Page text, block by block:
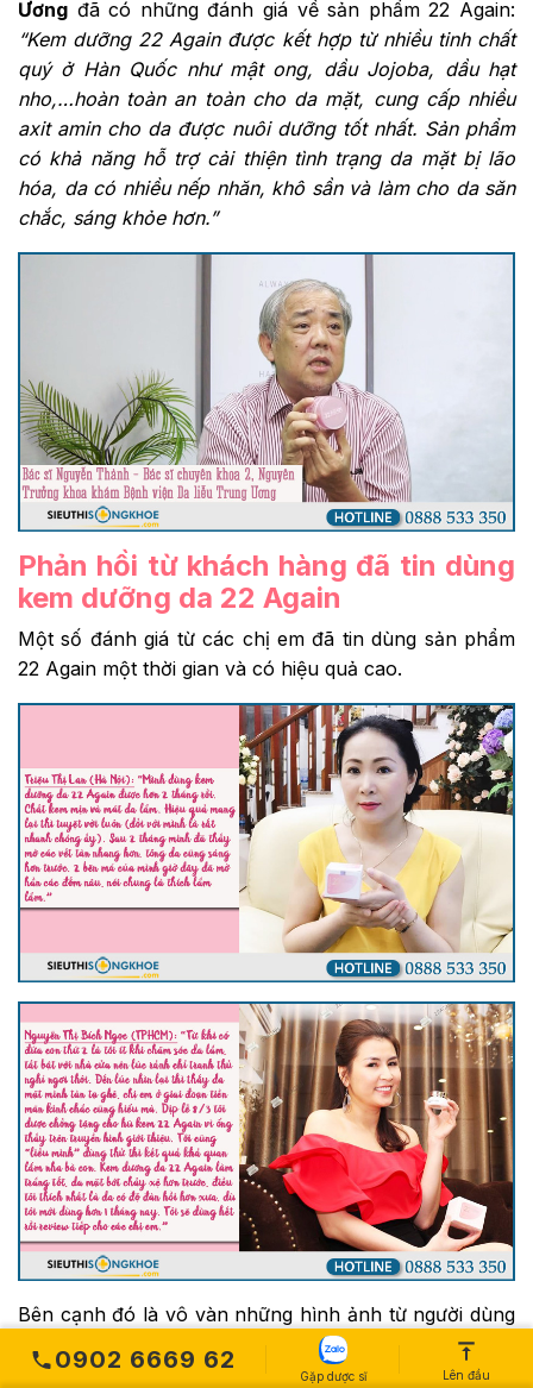
Ương đã có những đánh giá về sản phẩm 22 Again:
“Kem dưỡng 22 Again được kết hợp từ nhiều tinh chất
quý ở Hàn Quốc như mật ong, dầu Jojoba, dầu hạt
nho,…hoàn toàn an toàn cho da mặt, cung cấp nhiều
axit amin cho da được nuôi dưỡng tốt nhất. Sản phẩm
có khả năng hỗ trợ cải thiện tình trạng da mặt bị lão
hóa, da có nhiều nếp nhăn, khô sần và làm cho da săn
chắc, sáng khỏe hơn.”
Phản hồi từ khách hàng đã tin dùng
kem dưỡng da 22 Again
Một số đánh giá từ các chị em đã tin dùng sản phẩm
22 Again một thời gian và có hiệu quả cao.
Bên cạnh đó là vô vàn những hình ảnh từ người dùng
đã lựa chọn 22 Again đồng hành cùng các chị em
trong việc chăm sóc da, giúp phái đẹp chúng ta nhanh
0902 6669 62
Gặp dược sĩ Lên đầu